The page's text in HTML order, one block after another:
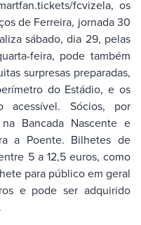
fcvizela, os
de Ferreira, jornada 30
sábado, dia 29, pelas
feira, pode também
surpresas preparadas,
do Estádio, e os
Sócios, por
Bancada Nascente e
a Poente. Bilhetes de
5 a 12,5 euros, como
para público em geral
e pode ser adquirido